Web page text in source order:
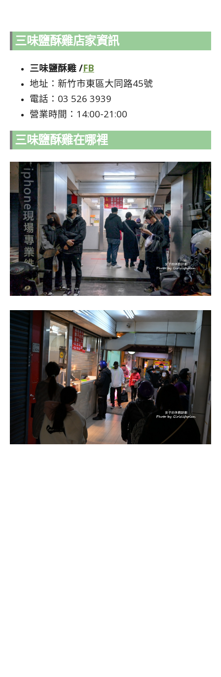
三味鹽酥雞店家資訊
三味鹽酥雞 /FB
地址：新竹市東區大同路45號
電話：03 526 3939
營業時間：14:00-21:00
三味鹽酥雞在哪裡